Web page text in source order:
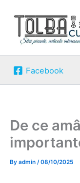
content
Facebook
De ce
By admin /08/10/2025